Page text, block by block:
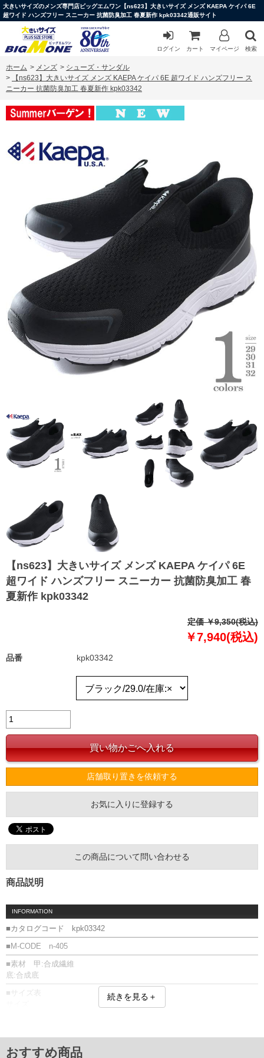
大きいサイズのメンズ専門店ビッグエムワン【ns623】大きいサイズ メンズ KAEPA ケイパ 6E
超ワイド ハンズフリー スニーカー 抗菌防臭加工 春夏新作 kpk03342通販サイト
ログイン カート マイページ 検索
ホーム > メンズ > シューズ・サンダル
>
【ns623】大きいサイズ メンズ KAEPA ケイパ 6E 超ワイド ハンズフリー ス
ニーカー 抗菌防臭加工 春夏新作 kpk03342
【ns623】大きいサイズ メンズ KAEPA ケイパ 6E
超ワイド ハンズフリー スニーカー 抗菌防臭加工 春
夏新作 kpk03342
定価 ￥9,350(税込)
￥7,940(税込)
品番 kpk03342
店舗取り置きを依頼する
お気に入りに登録する
この商品について問い合わせる
商品説明
INFORMATION
■カタログコード kpk03342
■M-CODE n-405
■素材 甲:合成繊維
底:合成底
■サイズ表
31.0
32.0
続きを見る＋
おすすめ商品